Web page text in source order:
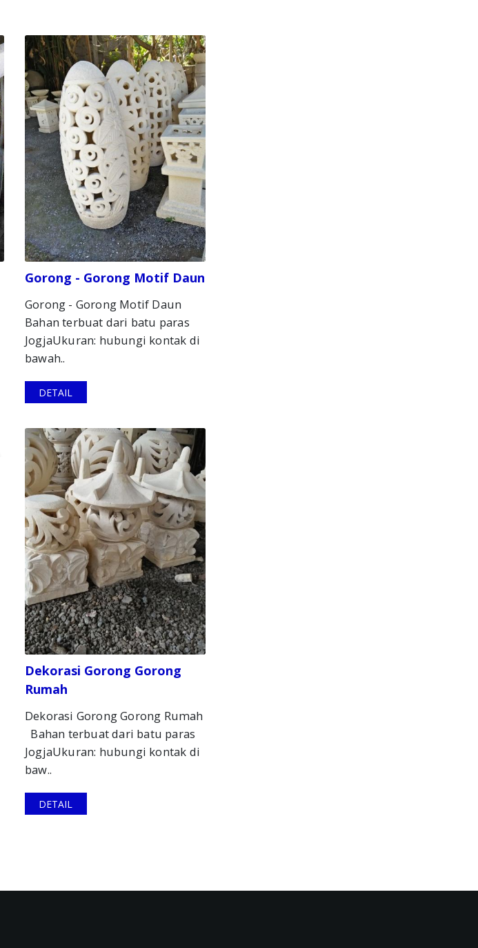
Gorong - Gorong Motif Daun
Gorong - Gorong Motif Daun
Bahan terbuat dari batu paras
JogjaUkuran: hubungi kontak di
bawah..
DETAIL
Dekorasi Gorong Gorong
Rumah
Dekorasi Gorong Gorong Rumah
Bahan terbuat dari batu paras
JogjaUkuran: hubungi kontak di
baw..
DETAIL